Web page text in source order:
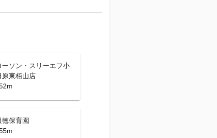
ーソン・スリーエフ小
原東栢山店
徳保育園